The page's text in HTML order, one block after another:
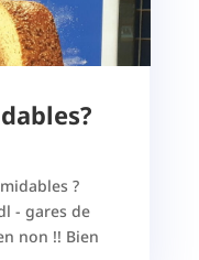
?
- gares de
non !! Bien